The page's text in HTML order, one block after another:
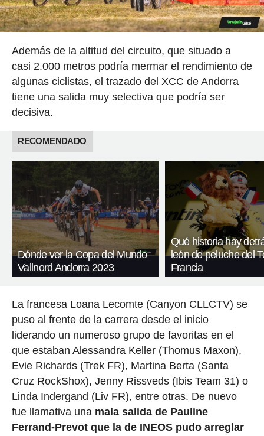
Además de la altitud del circuito, que situado a
casi 2.000 metros podría mermar el rendimiento de
algunas ciclistas, el trazado del XCC de Andorra
tiene una salida muy selectiva que podría ser
decisiva.
RECOMENDADO
Dónde ver la Copa del Mundo
Vallnord Andorra 2023
Qué historia hay
león de peluche del
Francia
La francesa Loana Lecomte (Canyon CLLCTV) se
puso al frente de la carrera desde el inicio
liderando un numeroso grupo de favoritas en el
que estaban Alessandra Keller (Thomus Maxon),
Evie Richards (Trek FR), Martina Berta (Santa
Cruz RockShox), Jenny Rissveds (Ibis Team 31) o
Linda Indergand (Liv FR), entre otras. De nuevo
fue llamativa una mala salida de Pauline
Ferrand-Prevot que la de INEOS pudo arreglar